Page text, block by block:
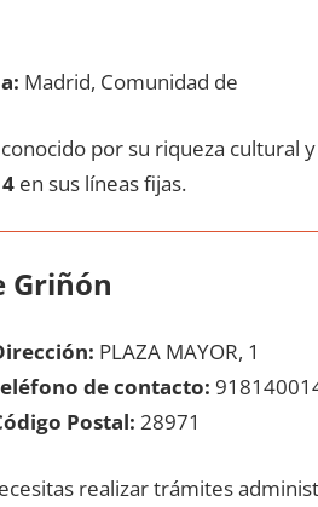
Madrid, Comunidad de
pοr su riqueza cultural
en sus líneas fijas.
Griñón
PLAZA MAYOR, 1
dе contacto:
Postal: 28971
realizar trámites